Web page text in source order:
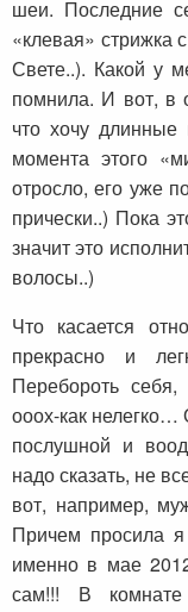
шеи. Последние
«клевая» стрижка
Свете..). Какой у
помнила. И вот, в
что хочу
момента этого
отросло, его уже
прически..) Пока
значит это
волосы..)
Что касается
прекрасно и
Перебороть себя,
ооох-как
послушной и
надо сказать, не
вот, например,
Причем просила
именно в мае
сам!!! В